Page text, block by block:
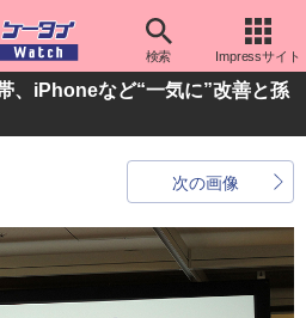
検索 Impressサイト
、iPhoneなど“一気に”改善と孫
次の画像